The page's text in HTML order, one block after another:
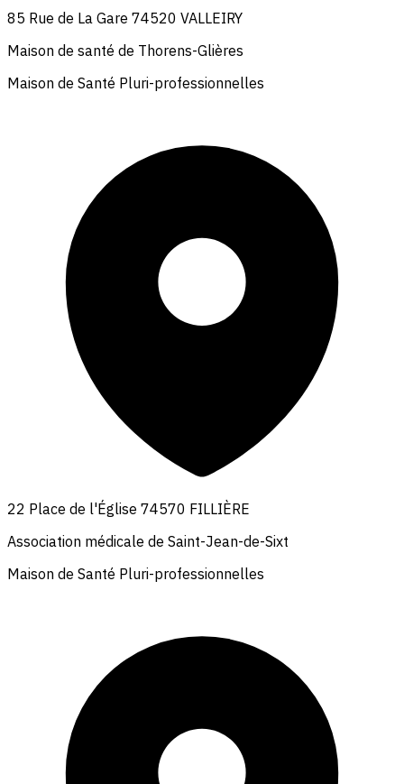
85 Rue de La Gare 74520 VALLEIRY
Maison de santé de Thorens-Glières
Maison de Santé Pluri-professionnelles
22 Place de l'Église 74570 FILLIÈRE
Association médicale de Saint-Jean-de-Sixt
Maison de Santé Pluri-professionnelles